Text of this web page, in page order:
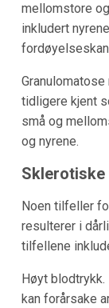
mellomstore
inkludert
tidligere kjent
små og
og nyrene.
Noen tilfeller
resulterer i
tilfellene
Høyt
kan forårsake